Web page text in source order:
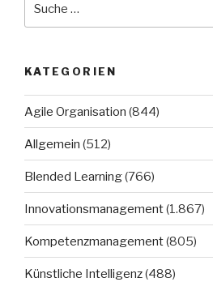
KATEGORIEN
Agile Organisation (844)
Allgemein (512)
Blended Learning(766)
Innovationsmanagement(1.867)
Kompetenzmanagement(805)
Künstliche Intelligenz(488)